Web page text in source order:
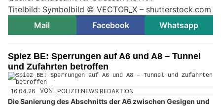
Titelbild: Symbolbild © VECTOR_X – shutterstock.com
Mail
Facebook Whatsapp
Spiez BE: Sperrungen auf A6 und A8 – Tunnel
und Zufahrten betroffen
16.04.26 VON POLIZEI.NEWS REDAKTION
Die Sanierung des Abschnitts der A6 zwischen Gesigen und